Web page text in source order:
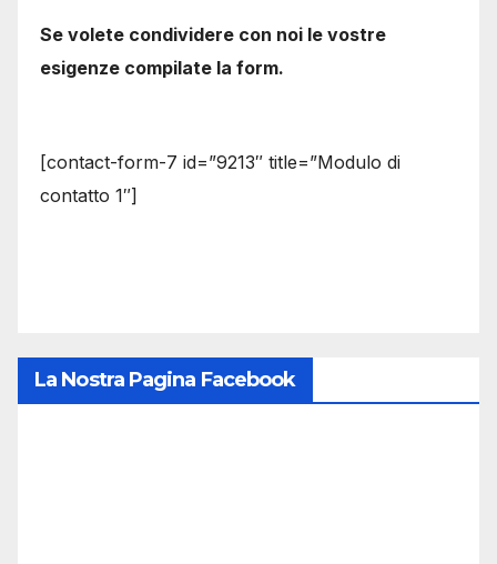
Se volete condividere con noi le vostre
esigenze compilate la form.
[contact-form-7 id=”9213″ title=”Modulo di
contatto 1″]
La Nostra Pagina Facebook